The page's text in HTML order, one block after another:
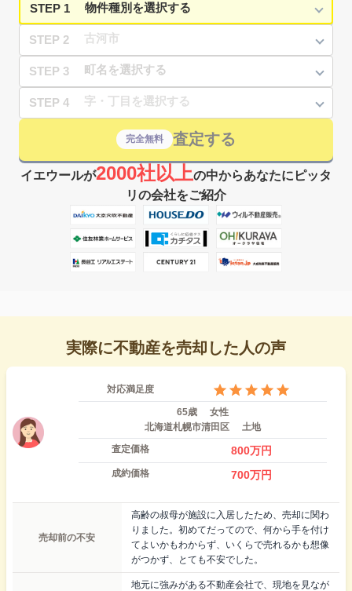
STEP 1
STEP 2
STEP 3
STEP 4
完全無料 査定する
イエウールが2000社以上の中からあなたにピッタ
リの会社をご紹介
実際に不動産を売却した人の声
対応満足度
65歳
女性
北海道札幌市清田区
土地
査定価格
800万円
成約価格 700万円
売却前の不安
高齢の叔母が施設に入居したため、売却に関わ
りました。初めてだってので、何から手を付け
てよいかもわからず、いくらで売れるかも想像
がつかず、とても不安でした。
地元に強みがある不動産会社で、現地を見なが